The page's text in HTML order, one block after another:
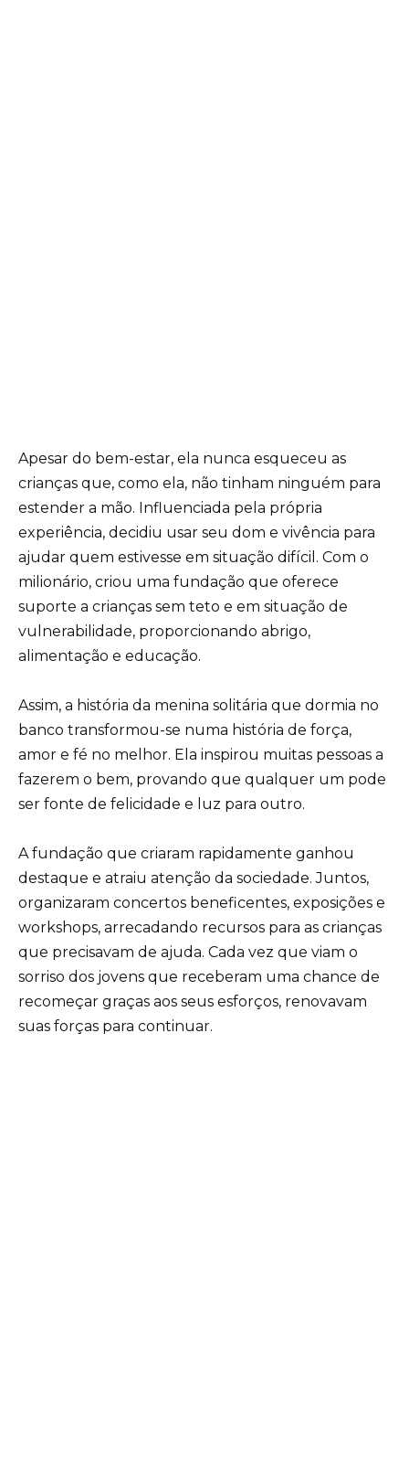
Apesar do bem-estar, ela nunca esqueceu as
crianças que, como ela, não tinham ninguém para
estender a mão. Influenciada pela própria
experiência, decidiu usar seu dom e vivência para
ajudar quem estivesse em situação difícil. Com o
milionário, criou uma fundação que oferece
suporte a crianças sem teto e em situação de
vulnerabilidade, proporcionando abrigo,
alimentação e educação.
Assim, a história da menina solitária que dormia no
banco transformou-se numa história de força,
amor e fé no melhor. Ela inspirou muitas pessoas a
fazerem o bem, provando que qualquer um pode
ser fonte de felicidade e luz para outro.
A fundação que criaram rapidamente ganhou
destaque e atraiu atenção da sociedade. Juntos,
organizaram concertos beneficentes, exposições e
workshops, arrecadando recursos para as crianças
que precisavam de ajuda. Cada vez que viam o
sorriso dos jovens que receberam uma chance de
recomeçar graças aos seus esforços, renovavam
suas forças para continuar.